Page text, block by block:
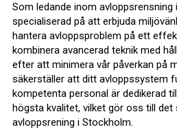
Som ledande inom avloppsrensning
specialiserad på att erbjuda
hantera avloppsproblem på ett
kombinera avancerad teknik med
efter att minimera vår påverkan på
säkerställer att ditt avloppssystem
kompetenta personal är dedikerad
högsta kvalitet, vilket gör oss till det
avloppsrening i Stockholm.